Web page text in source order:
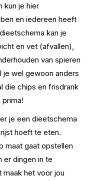
kun je hier
en iedereen heeft
kan je
en vet (afvallen),
van spieren
je wel gewoon anders
die chips en frisdrank
je een dieetschema
hoeft te eten.
maat gaat opstellen
er dingen in te
het voor jou